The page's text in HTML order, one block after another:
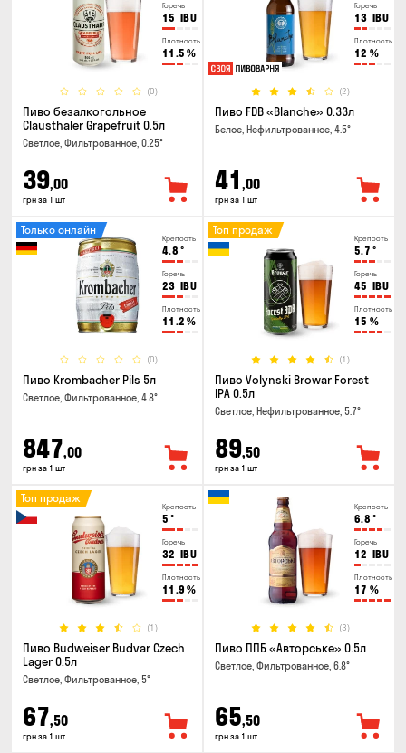
Горечь
15 IBU
Плотность
11.5 %
(0)
Пиво безалкогольное
Clausthaler Grapefruit 0.5л
Светлое, Фильтрованное, 0.25°
39,00
грн за 1 шт
Горечь
13 IBU
Плотность
12 %
(2)
Пиво FDB «Blanche» 0.33л
Белое, Нефильтрованное, 4.5°
41 ,00
грн за 1 шт
Крепость
4.8 °
Горечь
23 IBU
Плотность
11.2 %
(0)
Только онлайн
Пиво Krombacher Pils 5л
Светлое, Фильтрованное, 4.8°
847,00
грн за 1 шт
Крепость
5.7 °
Горечь
45 IBU
Плотность
15 %
(1)
Топ продаж
Пиво Volynski Browar Forest
IPA 0.5л
Светлое, Нефильтрованное, 5.7°
89,50
грн за 1 шт
Крепость
5 °
Горечь
32 IBU
Плотность
11.9 %
(1)
Топ продаж
Пиво Budweiser Budvar Czech
Lager 0.5л
Светлое, Фильтрованное, 5°
67,50
грн за 1 шт
Крепость
6.8 °
Горечь
12 IBU
Плотность
17 %
(3)
Пиво ППБ «Авторське» 0.5л
Светлое, Фильтрованное, 6.8°
65,50
грн за 1 шт